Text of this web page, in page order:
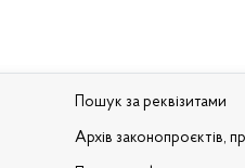
Пошук за реквізитами
Архів законопроєктів,